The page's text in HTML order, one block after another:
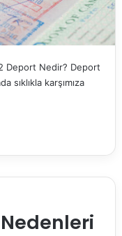
Deport Nedir? Deport
sıklıkla karşımıza
Nedenleri